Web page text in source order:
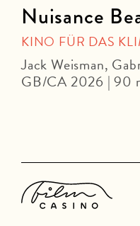
Nuisance
KINO FÜR DAS
Jack Weisman,
GB/CA 2026 | 90